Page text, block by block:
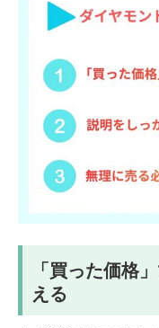
「買った価格
える